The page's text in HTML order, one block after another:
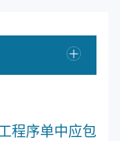
程序单中应包